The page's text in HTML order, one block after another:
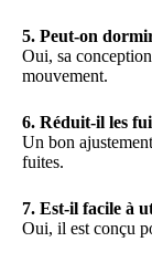
5. Peut-on
Oui, sa
mouvement.
6. Réduit-il les
Un bon
fuites.
7. Est-il facile à
Oui, il est conçu